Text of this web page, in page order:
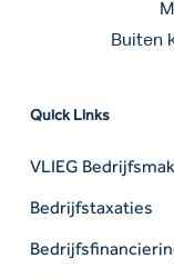
Buiten
Quick Links
VLIEG
Bedrijfstaxaties